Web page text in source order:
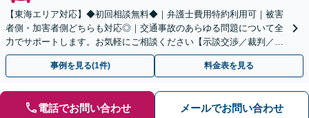
【東海エリア対応】◆初回相談無料◆｜弁護士費用特約利用可｜被害
者側・加害者側どちらも対応◎｜交通事故のあらゆる問題について全
力でサポートします。お気軽にご相談ください【示談交渉／裁判／被
害者請求／後遺障害等級】
事例を見る(1件) 料金表を見る
電話でお問い合わせ メールでお問い合わせ